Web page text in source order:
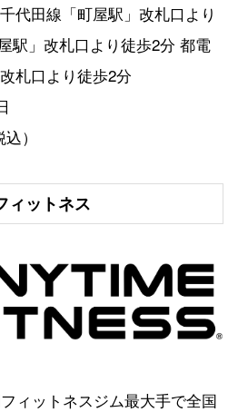
代田線「町屋駅」改札口より
駅」改札口より徒歩2分 都電
札口より徒歩2分
）
ィットネス
ィットネスジム最大手で全国